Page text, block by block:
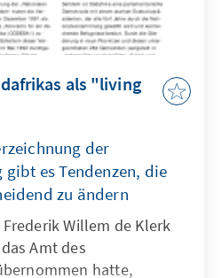
als "living
der
es Tendenzen, die
zu ändern
Willem de Klerk
Amt des
hatte,